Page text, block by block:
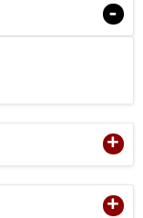
-
+
+